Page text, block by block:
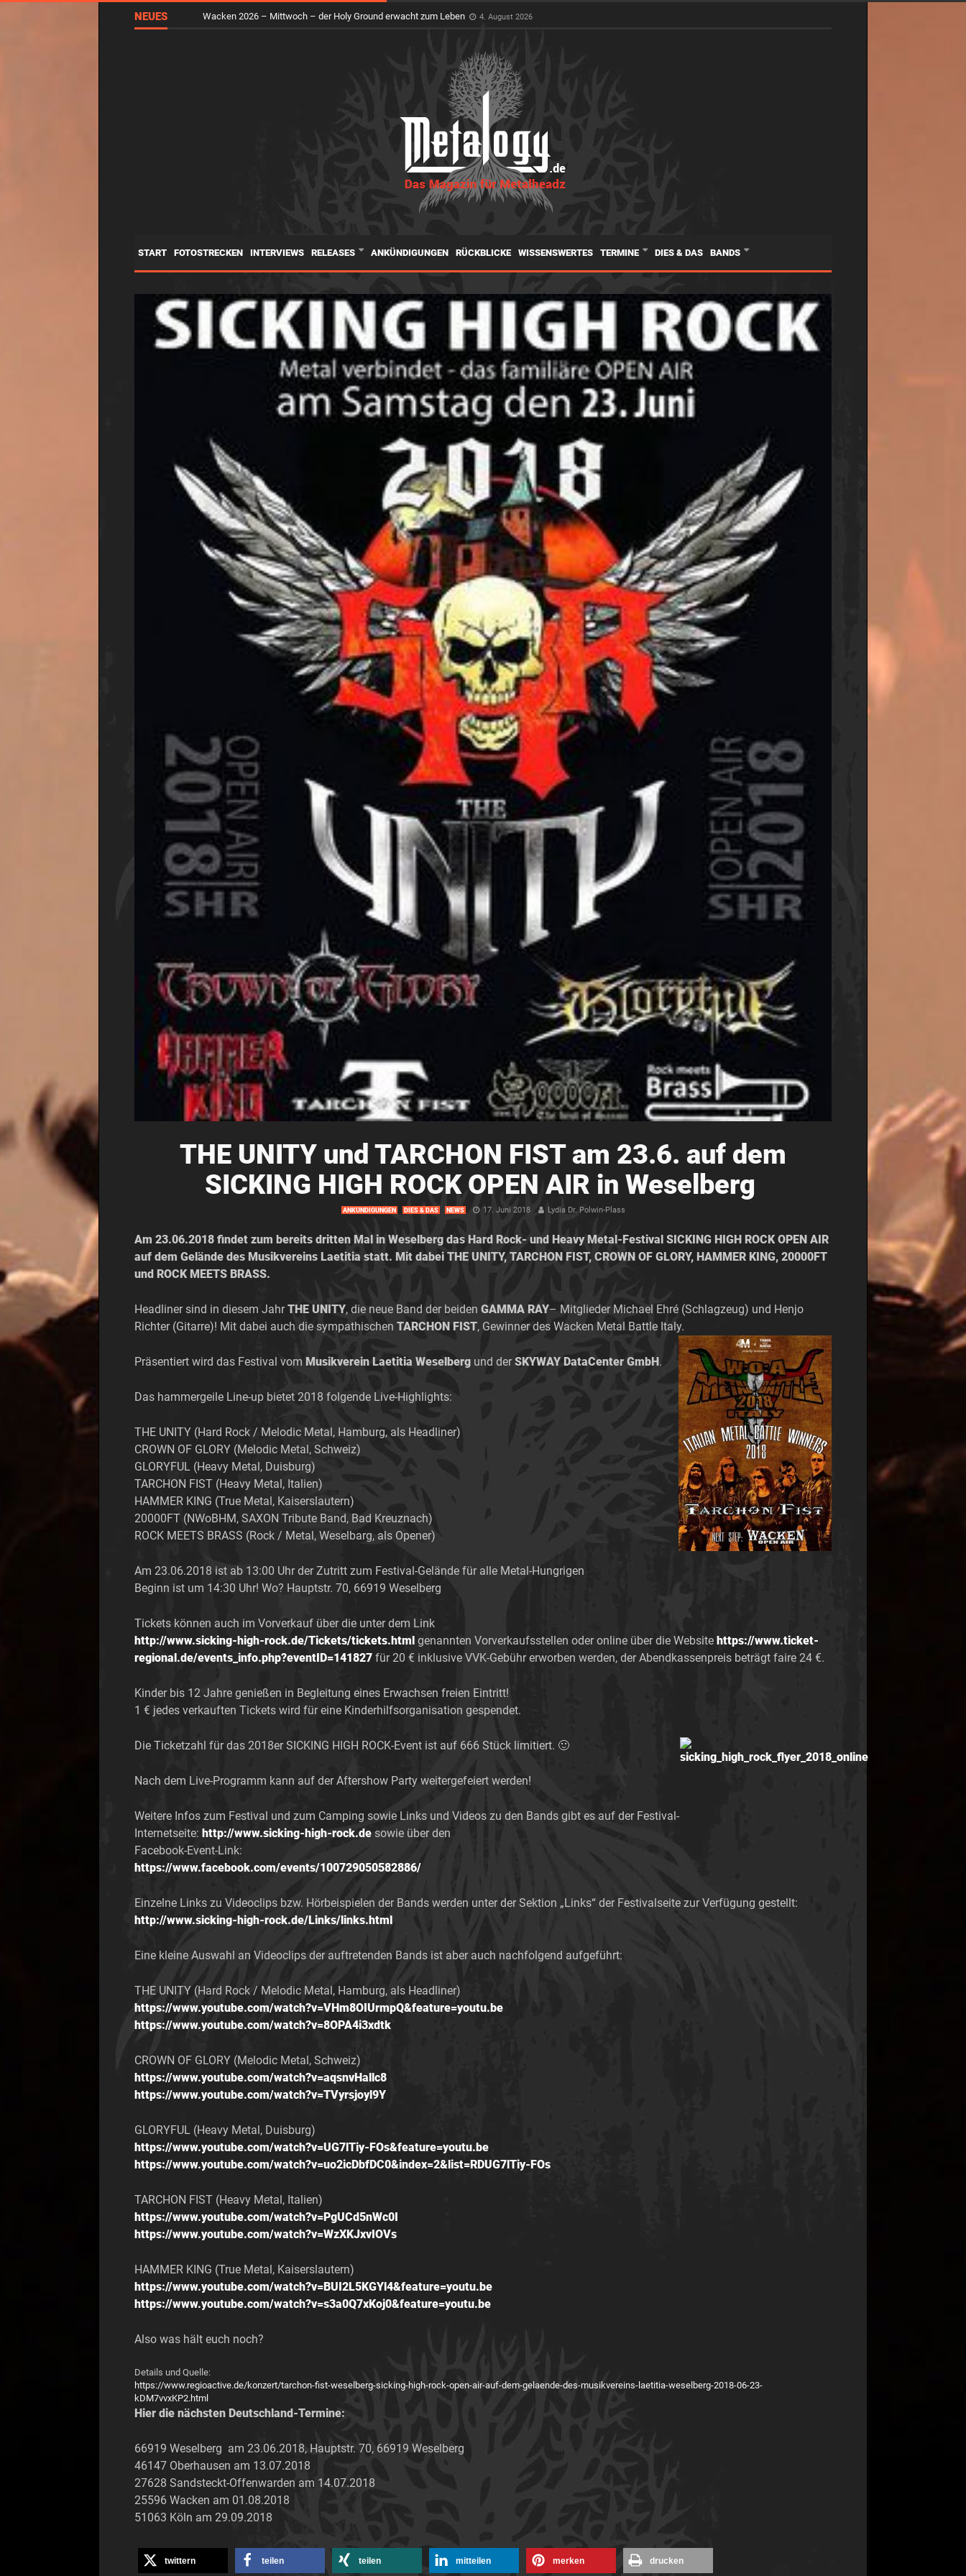
NEUES RUNGHOLT – Virtuelle Kunst feiert Premiere auf dem Wacken Open Air 3. August 2026
START FOTOSTRECKEN INTERVIEWS RELEASES ANKÜNDIGUNGEN RÜCKBLICKE WISSENSWERTES TERMINE DIES & DAS BANDS
THE UNITY und TARCHON FIST am 23.6. auf dem
SICKING HIGH ROCK OPEN AIR in Weselberg
ANKÜNDIGUNGEN DIES & DAS NEWS 17. Juni 2018 Lydia Dr. Polwin-Plass
Am 23.06.2018 findet zum bereits dritten Mal in Weselberg das Hard Rock- und Heavy Metal-Festival SICKING HIGH ROCK OPEN AIR
auf dem Gelände des Musikvereins Laetitia statt. Mit dabei THE UNITY, TARCHON FIST, CROWN OF GLORY, HAMMER KING, 20000FT
und ROCK MEETS BRASS.
Headliner sind in diesem JahrTHE UNITY, die neue Band der beiden GAMMA RAY– Mitglieder Michael Ehré (Schlagzeug) und Henjo
Richter (Gitarre)! Mit dabei auch die sympathischen TARCHON FIST, Gewinner des Wacken Metal Battle Italy.
Präsentiert wird das Festival vom Musikverein Laetitia Weselberg und derSKYWAY DataCenter GmbH.
Das hammergeile Line-up bietet 2018 folgende Live-Highlights:
THE UNITY (Hard Rock / Melodic Metal, Hamburg, als Headliner)
CROWN OF GLORY (Melodic Metal, Schweiz)
GLORYFUL (Heavy Metal, Duisburg)
TARCHON FIST (Heavy Metal, Italien)
HAMMER KING (True Metal, Kaiserslautern)
20000FT (NWoBHM, SAXON Tribute Band, Bad Kreuznach)
ROCK MEETS BRASS (Rock / Metal, Weselbarg, als Opener)
Am 23.06.2018 ist ab 13:00 Uhr der Zutritt zum Festival-Gelände für alle Metal-Hungrigen
Beginn ist um 14:30 Uhr! Wo? Hauptstr. 70, 66919 Weselberg
Tickets können auch im Vorverkauf über die unter dem Link
http://www.sicking-high-rock.de/Tickets/tickets.html genannten Vorverkaufsstellen oder online über die Website https://www.ticket-
regional.de/events_info.php?eventID=141827 für 20 € inklusive VVK-Gebühr erworben werden, der Abendkassenpreis beträgt faire 24 €.
Kinder bis 12 Jahre genießen in Begleitung eines Erwachsen freien Eintritt!
1 € jedes verkauften Tickets wird für eine Kinderhilfsorganisation gespendet.
Die Ticketzahl für das 2018er SICKING HIGH ROCK-Event ist auf 666 Stück limitiert. 🙂
Nach dem Live-Programm kann auf der Aftershow Party weitergefeiert werden!
Weitere Infos zum Festival und zum Camping sowie Links und Videos zu den Bands gibt es auf der Festival-
Internetseite: http://www.sicking-high-rock.de sowie über den
Facebook-Event-Link:
https://www.facebook.com/events/100729050582886/
Einzelne Links zu Videoclips bzw. Hörbeispielen der Bands werden unter der Sektion „Links“ der Festivalseite zur Verfügung gestellt:
http://www.sicking-high-rock.de/Links/links.html
Eine kleine Auswahl an Videoclips der auftretenden Bands ist aber auch nachfolgend aufgeführt:
THE UNITY (Hard Rock / Melodic Metal, Hamburg, als Headliner)
https://www.youtube.com/watch?v=VHm8OIUrmpQ&feature=youtu.be
https://www.youtube.com/watch?v=8OPA4i3xdtk
CROWN OF GLORY (Melodic Metal, Schweiz)
https://www.youtube.com/watch?v=aqsnvHallc8
https://www.youtube.com/watch?v=TVyrsjoyl9Y
GLORYFUL (Heavy Metal, Duisburg)
https://www.youtube.com/watch?v=UG7lTiy-FOs&feature=youtu.be
https://www.youtube.com/watch?v=uo2icDbfDC0&index=2&list=RDUG7lTiy-FOs
TARCHON FIST (Heavy Metal, Italien)
https://www.youtube.com/watch?v=PgUCd5nWc0I
https://www.youtube.com/watch?v=WzXKJxvIOVs
HAMMER KING (True Metal, Kaiserslautern)
https://www.youtube.com/watch?v=BUI2L5KGYl4&feature=youtu.be
https://www.youtube.com/watch?v=s3a0Q7xKoj0&feature=youtu.be
Also was hält euch noch?
Details und Quelle:
https://www.regioactive.de/konzert/tarchon-fist-weselberg-sicking-high-rock-open-air-auf-dem-gelaende-des-musikvereins-laetitia-weselberg-2018-06-23-
kDM7vvxKP2.html
Hier die nächsten Deutschland-Termine:
66919 Weselberg am 23.06.2018, Hauptstr. 70, 66919 Weselberg
46147 Oberhausen am 13.07.2018
27628 Sandsteckt-Offenwarden am 14.07.2018
25596 Wacken am 01.08.2018
51063 Köln am 29.09.2018
twittern teilen teilen mitteilen merken drucken